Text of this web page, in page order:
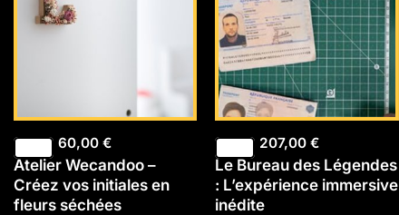
60,00 €
Atelier Wecandoo –
Créez vos initiales en
fleurs séchées
207,00€
Le Bureau des Légendes
: L’expérience immersive
inédite